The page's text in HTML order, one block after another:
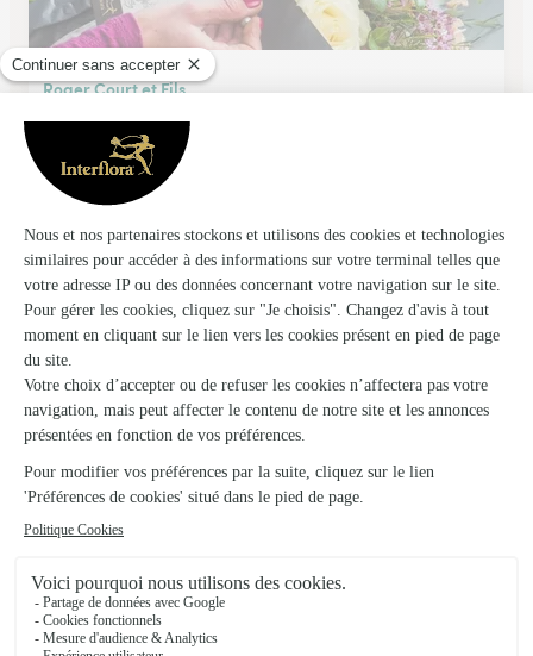
Roger Court et Fils
Saint Sauveur de Montagut
Grande Rue
Voir la boutique
Ils ont fait livrer des fleurs ou une plante à
Juvinas
★ ★ ★ ★ ★
Parfait site très intuitif
Parfait site très intuitif
25/02/2026